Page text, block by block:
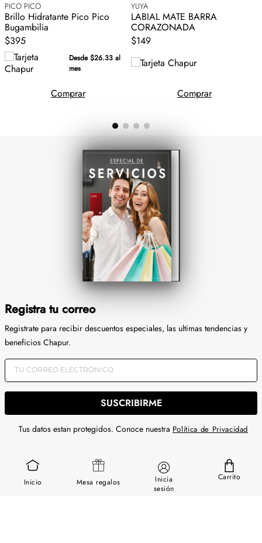
Inicio Mesa regalos
Inicia
sesión
Carrito
PICO PICO
Brillo Hidratante Pico Pico
Bugambilia
$395
Desde $26.33 al
mes
Comprar
YUYA
LABIAL MATE BARRA
CORAZONADA
$149
Comprar
Registra tu correo
Registrate para recibir descuentos especiales, las ultimas tendencias y
beneficios Chapur.
SUSCRIBIRME
Tus datos estan protegidos. Conoce nuestra Política de Privacidad
SERVICIOS
GUÍA DE USO